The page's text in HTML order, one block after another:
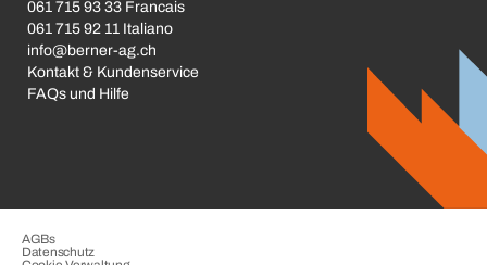
061 715 93 33 Francais
061 715 92 11 Italiano
info@berner-ag.ch
Kontakt & Kundenservice
FAQs und Hilfe
AGBs
Datenschutz